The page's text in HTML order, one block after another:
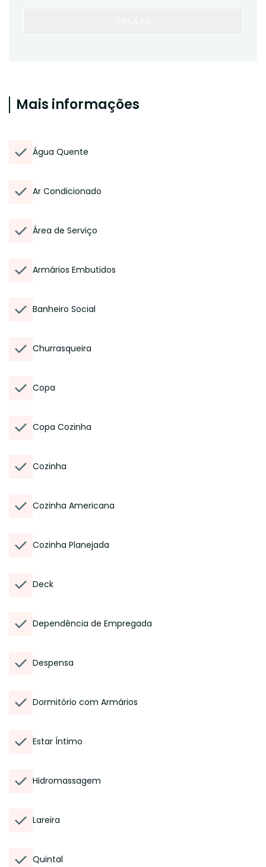
Mais informações
Água Quente
Ar Condicionado
Área de Serviço
Armários Embutidos
Banheiro Social
Churrasqueira
Copa
Copa Cozinha
Cozinha
Cozinha Americana
Cozinha Planejada
Deck
Dependência de Empregada
Despensa
Dormitório com Armários
Estar Íntimo
Hidromassagem
Lareira
Quintal